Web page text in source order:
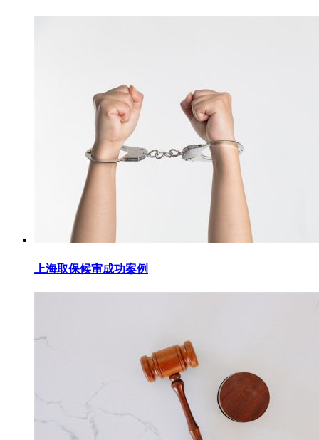
上海取保候审成功案例